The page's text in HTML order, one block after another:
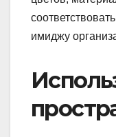
имиджу